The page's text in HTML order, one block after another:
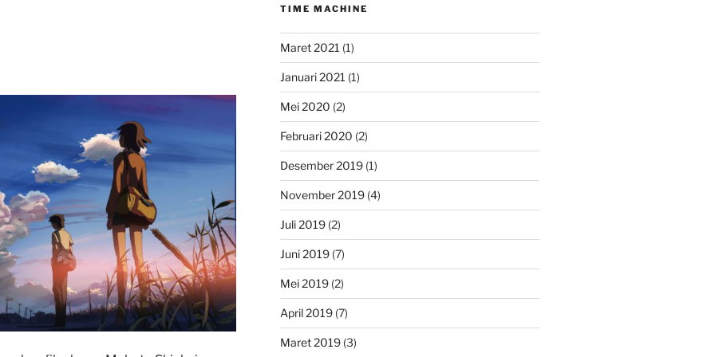
TIME MACHINE
Maret 2021 (1)
Januari 2021 (1)
Mei 2020 (2)
Februari 2020 (2)
Desember 2019(1)
November 2019(4)
Juli 2019(2)
Juni 2019(7)
Mei 2019(2)
April 2019(7)
Maret 2019(3)